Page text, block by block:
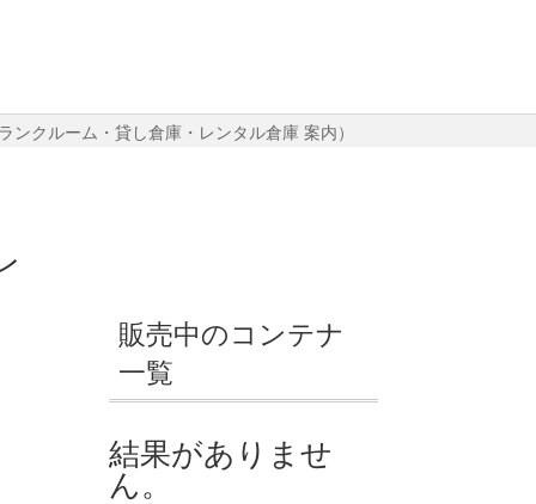
クルーム・貸し倉庫・レンタル倉庫 案内）
販売中のコンテナ
一覧
結果がありませ
ん。